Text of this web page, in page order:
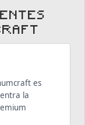
es
la